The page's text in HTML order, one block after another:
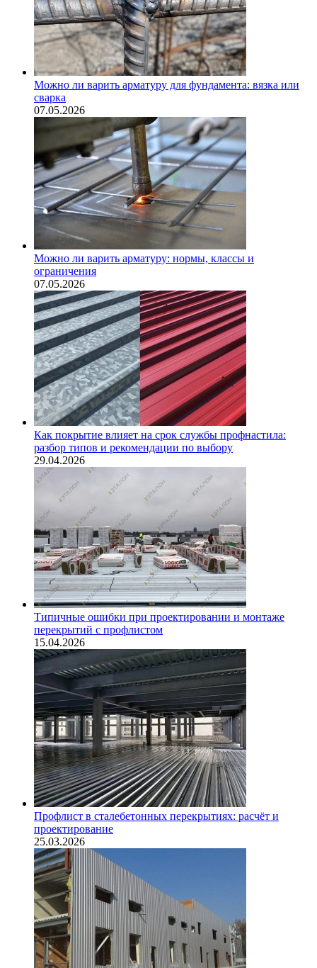
Можно ли варить арматуру для фундамента: вязка или
сварка
07.05.2026
Можно ли варить арматуру: нормы, классы и
ограничения
07.05.2026
Как покрытие влияет на срок службы профнастила:
разбор типов и рекомендации по выбору
29.04.2026
Типичные ошибки при проектировании и монтаже
перекрытий с профлистом
15.04.2026
Профлист в сталебетонных перекрытиях: расчёт и
проектирование
25.03.2026